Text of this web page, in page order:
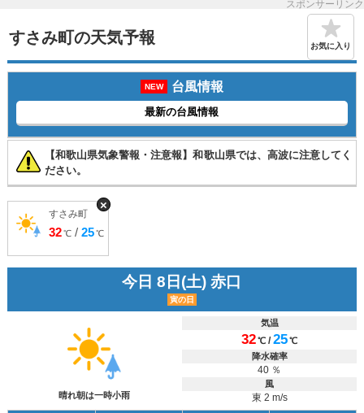
スポンサーリンク
すさみ町の天気予報 お気に入り
NEW 台風情報
最新の台風情報
【和歌山県気象警報・注意報】和歌山県では、高波に注意してく
ださい。
すさみ町
32℃/ 25℃
×
今日 8日(土) 赤口
寅の日
晴れ朝は一時小雨
気温
32℃ /25℃
降水確率
40 ％
風
東 2 m/s